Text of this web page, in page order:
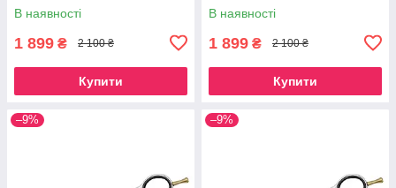
В наявності
1 899 ₴ 2 100 ₴
Купити
В наявності
1 899 ₴ 2 100 ₴
Купити
–9% –9%